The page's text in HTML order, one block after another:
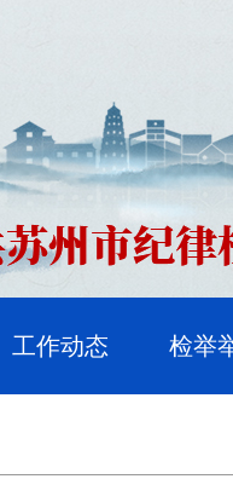
工作动态 检举